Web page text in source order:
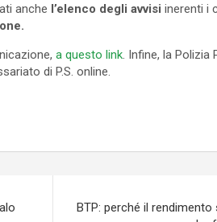
anche l’elenco degli avvisi inerenti i
a questo link. Infine, la Polizia
di P.S. online.
BTP: perché il